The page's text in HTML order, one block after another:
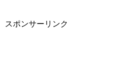
スポンサーリンク